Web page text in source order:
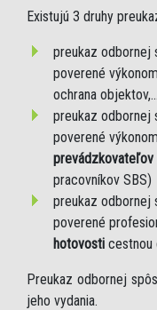
Existujú 3 druhy
preukaz odbornej
poverené výkonom
ochrana
preukaz odbornej
poverené výkonom
prevádzkovateľov
pracovníkov SBS)
preukaz odbornej
poverené
hotovosti cestnou
Preukaz odbornej
jeho vydania.